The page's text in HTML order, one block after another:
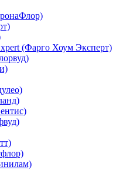
(Фарго Хоум Эксперт)